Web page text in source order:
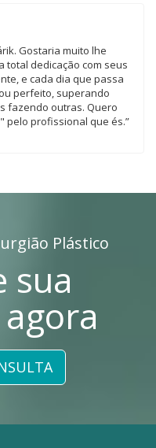
Gostaria muito lhe
total dedicação com seus
e cada dia que passa
perfeito, superando
fazendo outras. Quero
pelo profissional que és.”
Plástico
sua